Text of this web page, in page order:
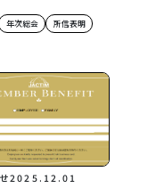
年次総会 所信表明
2025.12.01